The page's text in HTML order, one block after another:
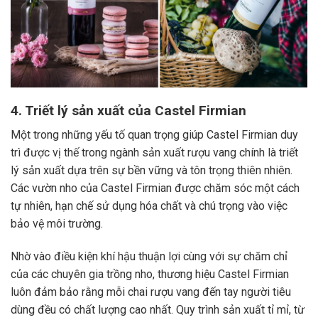
4. Triết lý sản xuất của Castel Firmian
Một trong những yếu tố quan trọng giúp Castel Firmian duy
trì được vị thế trong ngành sản xuất rượu vang chính là triết
lý sản xuất dựa trên sự bền vững và tôn trọng thiên nhiên.
Các vườn nho của Castel Firmian được chăm sóc một cách
tự nhiên, hạn chế sử dụng hóa chất và chú trọng vào việc
bảo vệ môi trường.
Nhờ vào điều kiện khí hậu thuận lợi cùng với sự chăm chỉ
của các chuyên gia trồng nho, thương hiệu Castel Firmian
luôn đảm bảo rằng mỗi chai rượu vang đến tay người tiêu
dùng đều có chất lượng cao nhất. Quy trình sản xuất tỉ mỉ, từ